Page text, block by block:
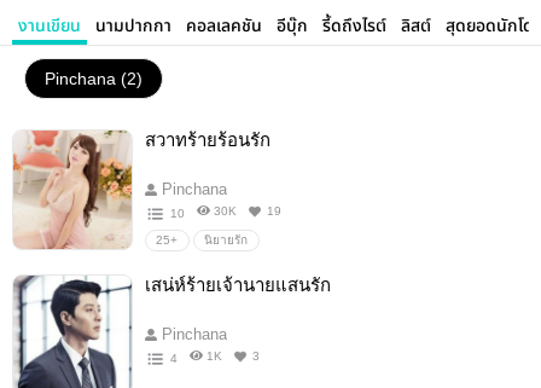
งานเขียน นามปากกา คอลเลคชัน อีบุ๊ก รี้ดถึงไรต์ ลิสต์ สุดยอดนักโด
Pinchana (2)
สวาทร้ายร้อนรัก
Pinchana
10 30K 19
25+ นิยายรัก
เสน่ห์ร้ายเจ้านายแสนรัก
Pinchana
4 1K 3